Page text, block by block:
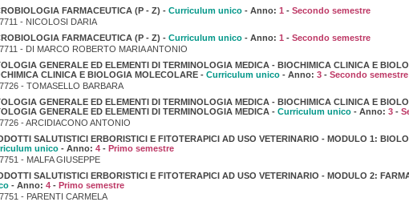
FARMACEUTICA (P - Z) - Curriculum unico - Anno: 1 - Secondo semestre
- NICOLOSI DARIA
FARMACEUTICA (P - Z) - Curriculum unico - Anno: 1 - Secondo semestre
- DI MARCO ROBERTO MARIA ANTONIO
GENERALE ED ELEMENTI DI TERMINOLOGIA MEDICA - BIOCHIMICA CLINICA E
CLINICA E BIOLOGIA MOLECOLARE - Curriculum unico - Anno: 3 - Secondo semestre
- TOMASELLO BARBARA
GENERALE ED ELEMENTI DI TERMINOLOGIA MEDICA - BIOCHIMICA CLINICA E
GENERALE ED ELEMENTI DI TERMINOLOGIA MEDICA - Curriculum unico - Anno: 3 -
- ARCIDIACONO ANTONIO
SALUTISTICI ERBORISTICI E FITOTERAPICI AD USO VETERINARIO - MODULO 1:
unico - Anno: 4 - Primo semestre
- MALFA GIUSEPPE
SALUTISTICI ERBORISTICI E FITOTERAPICI AD USO VETERINARIO - MODULO 2:
- Anno: 4 - Primo semestre
- PARENTI CARMELA